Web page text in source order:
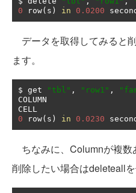
0 row( s ) in 0.0200
データを取得してみると
ます。
$ get "tbl" , "row1" ,
COLUMN
0 row( s ) in 0.0230
ちなみに、Columnが複数
削除したい場合はdeleteallを